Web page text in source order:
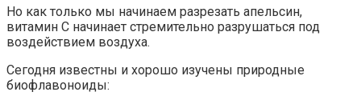
Но как только мы начинаем разрезать апельсин,
витамин С начинает стремительно разрушаться под
воздействием воздуха.
Сегодня известны и хорошо изучены природные
биофлавоноиды: